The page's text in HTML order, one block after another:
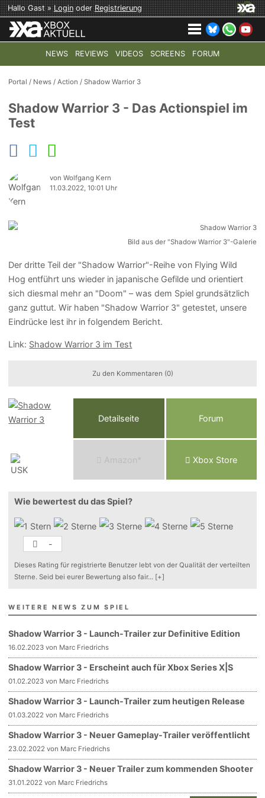
Hallo Gast »LoginoderRegistrierung
NEWS REVIEWS VIDEOS SCREENS FORUM
TOP-THEMEN: COD: MODERN WARFARE 4 HALO:
Portal / News /Action /Shadow Warrior 3
Shadow Warrior 3 - Das Actionspiel im
Test
von Wolfgang Kern
11.03.2022, 10:01 Uhr
Bild aus der "Shadow Warrior 3"-Galerie
Der dritte Teil der "Shadow Warrior"-Reihe von Flying Wild
Hog entführt uns wieder in japanische Gefilde und orientiert
sich diesmal mehr an "Doom" – was dem Spiel grundsätzlich
ganz guttut. Wir haben "Shadow Warrior 3" getestet, unsere
Eindrücke lest ihr in folgendem Bericht.
Link: Shadow Warrior 3 im Test
Zu den Kommentaren (0)
Detailseite Forum
Ama o n* Xbox Store
Wie bewertest du das Spiel?
-
Dieses Rating für registrierte Benutzer lebt von der Qualität der verteilten
Sterne. Seid bei eurer Bewertung also fair... [+]
WEITERE NEWS ZUM SPIEL
Shadow Warrior 3 - Launch-Trailer zur Definitive Edition
16.02.2023 von Marc Friedrichs
Shadow Warrior 3 - Erscheint auch für Xbox Series X|S
01.02.2023 von Marc Friedrichs
Shadow Warrior 3 - Launch-Trailer zum heutigen Release
01.03.2022 von Marc Friedrichs
Shadow Warrior 3 - Neuer Gameplay-Trailer veröffentlicht
23.02.2022 von Marc Friedrichs
Shadow Warrior 3 - Neuer Trailer zum kommenden Shooter
31.01.2022 von Marc Friedrichs